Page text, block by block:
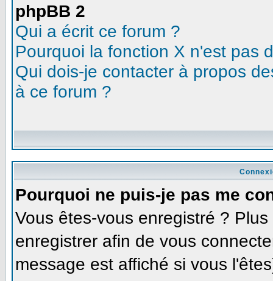
phpBB 2
Qui a écrit ce forum ?
Pourquoi la fonction X n'est pas
Qui dois-je contacter à propos
à ce forum ?
Pourquoi ne puis-je pas me
Vous êtes-vous enregistré ?
enregistrer afin de vous
message est affiché si vous